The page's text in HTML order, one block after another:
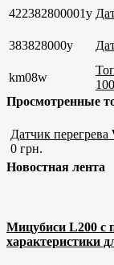
422382800001у
383828000у
km08w
100
Просмотренные
Датчик
0 грн.
Новостная лента
Мицубиси L200 с
характеристики